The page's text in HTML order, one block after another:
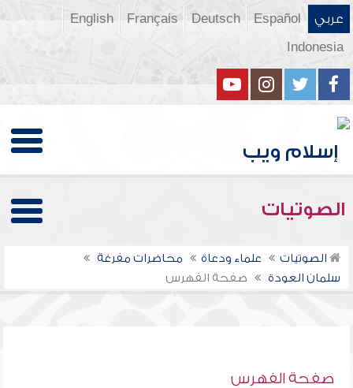
عربي Español
Deutsch
Français
English
Indonesia
الصوتيات
الصوتيات علماء ودعاة
محاضرات مفرغة
سلمان العودة
صفحة الفهرس
صفحة الفهرس